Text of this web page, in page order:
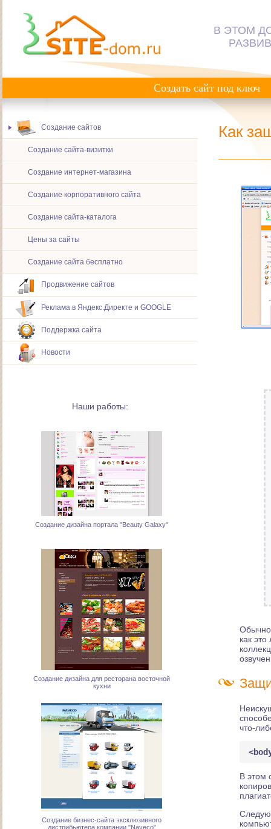
В ЭТОМ
Создать сайт под ключ
Создание сайтов
Создание сайта-визитки
Создание интернет-магазина
Создание корпоративного сайта
Создание сайта-каталога
Цены за сайты
Создание сайта бесплатно
Продвижение сайтов
Реклама в Яндекс.Директе и GOOGLE
Поддержка сайта
Новости
Наши работы:
Создание дизайна портала "Beauty Galaxy"
Создание дизайна для ресторана восточной
Создание бизнес-сайта эксклюзивного
дистрибьютера компании "Naveco"
Как
Обычно
как
что-
В этом